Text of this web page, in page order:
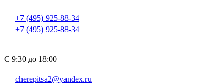
+7 (495) 925-88-34
+7 (495) 925-88-34
С 9:30 до 18:00
cherepitsa2@yandex.ru